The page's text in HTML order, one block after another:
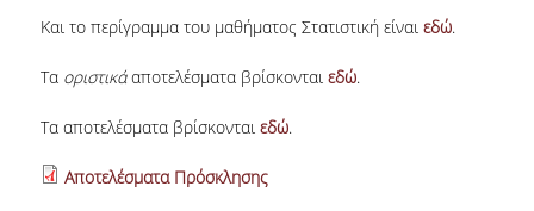
ΠΛΗΡΟΦΟΡΙΑΣ
ΑΝΘΡΩΠΙΝΟ ΔΥΝΑΜΙΚΟ
ΜΕΛΗ ΔΕΠ
Και το περίγραμμα του μαθήματος Στατιστική είναι εδώ.
Τα οριστικάαποτελέσματα βρίσκονται εδώ.
Τα αποτελέσματα βρίσκονται εδώ.
Αποτελέσματα Πρόσκλησης